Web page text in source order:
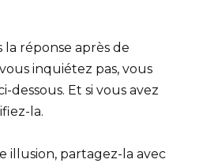
la réponse après de
inquiétez pas, vous
Et si vous avez
la.
illusion, partagez-la avec